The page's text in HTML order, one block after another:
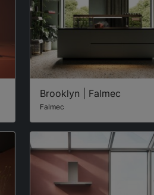
Brooklyn | Falmec
Falmec